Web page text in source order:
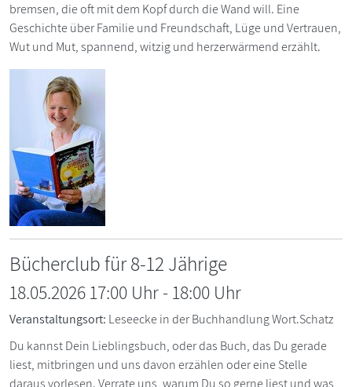
bremsen, die oft mit dem Kopf durch die Wand will. Eine
Geschichte über Familie und Freundschaft, Lüge und Vertrauen,
Wut und Mut, spannend, witzig und herzerwärmend erzählt.
Bücherclub für 8-12 Jährige
18.05.2026 17:00 Uhr-18:00 Uhr
Veranstaltungsort: Leseecke in der Buchhandlung Wort.Schatz
Du kannst Dein Lieblingsbuch, oder das Buch, das Du gerade
liest, mitbringen und uns davon erzählen oder eine Stelle
daraus vorlesen. Verrate uns, warum Du so gerne liest und was